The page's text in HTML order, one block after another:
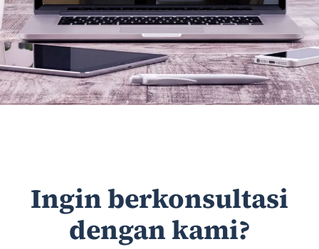
Selengkapnya
Ingin berkonsultasi
dengan kami?